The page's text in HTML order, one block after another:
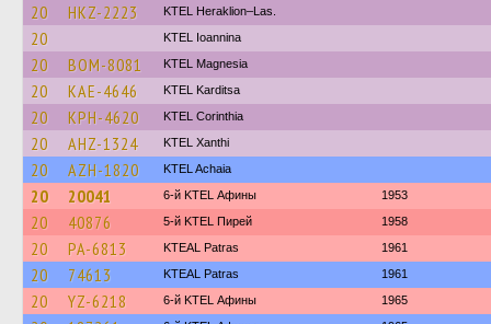
20 HKZ-2223 KTEL Heraklion–Las.
20 KTEL Ioannina
20 BOM-8081 ΚΤΕL Magnesia
20 KAE-4646 ΚΤΕL Karditsa
20 KPH-4620 KTEL Corinthia
20 AHZ-1324 KTEL Xanthi
20 AZH-1820 KTEL Achaia
20 20041 6-й KTEL Афины 1953
20 40876 5-й KTEL Пирей 1958
20 PA-6813 KTEAL Patras 1961
20 74613 KTEAL Patras 1961
20 YZ-6218 6-й KTEL Афины 1965